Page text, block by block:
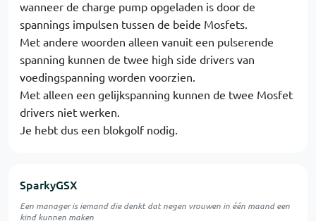
wanneer de charge pump opgeladen is door de
spannings impulsen tussen de beide Mosfets.
Met andere woorden alleen vanuit een pulserende
spanning kunnen de twee high side drivers van
voedingspanning worden voorzien.
Met alleen een gelijkspanning kunnen de twee Mosfet
drivers niet werken.
Je hebt dus een blokgolf nodig.
SparkyGSX
Een manager is iemand die denkt dat negen vrouwen in één maand een
kind kunnen maken